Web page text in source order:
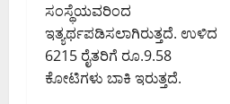
ಸಂಸ್ಥೆಯವರಿಂದ
ಇತ್ಯರ್ಥಪಡಿಸಲಾಗಿರುತ್ತದೆ. ಉಳಿದ
6215 ರೈತರಿಗೆ ರೂ.9.58
ಕೋಟಿಗಳು ಬಾಕಿ ಇರುತ್ತದೆ.